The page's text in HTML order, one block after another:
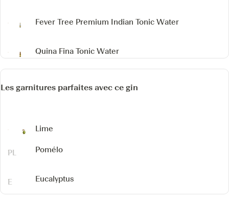
Fever Tree Premium Indian Tonic Water
Quina Fina Tonic Water
Les garnitures parfaites avec ce gin
Lime
Pomélo
Eucalyptus